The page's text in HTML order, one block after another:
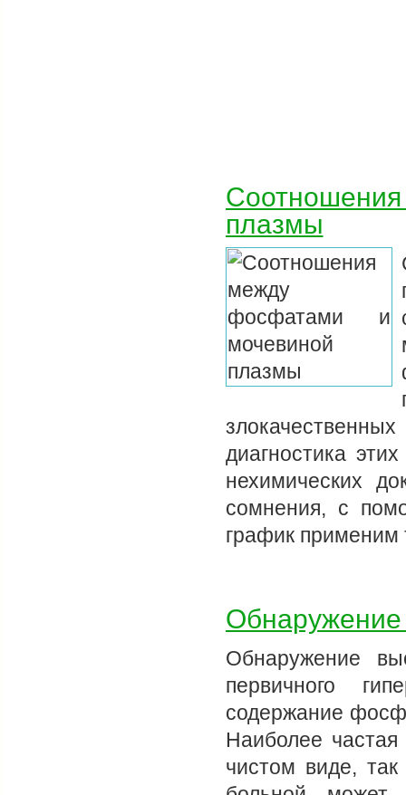
плазмы
диагностика
нехимических
сомнения, с
график применим
Обнаружение
Обнаружение
первичного
содержание
Наиболее
чистом виде,